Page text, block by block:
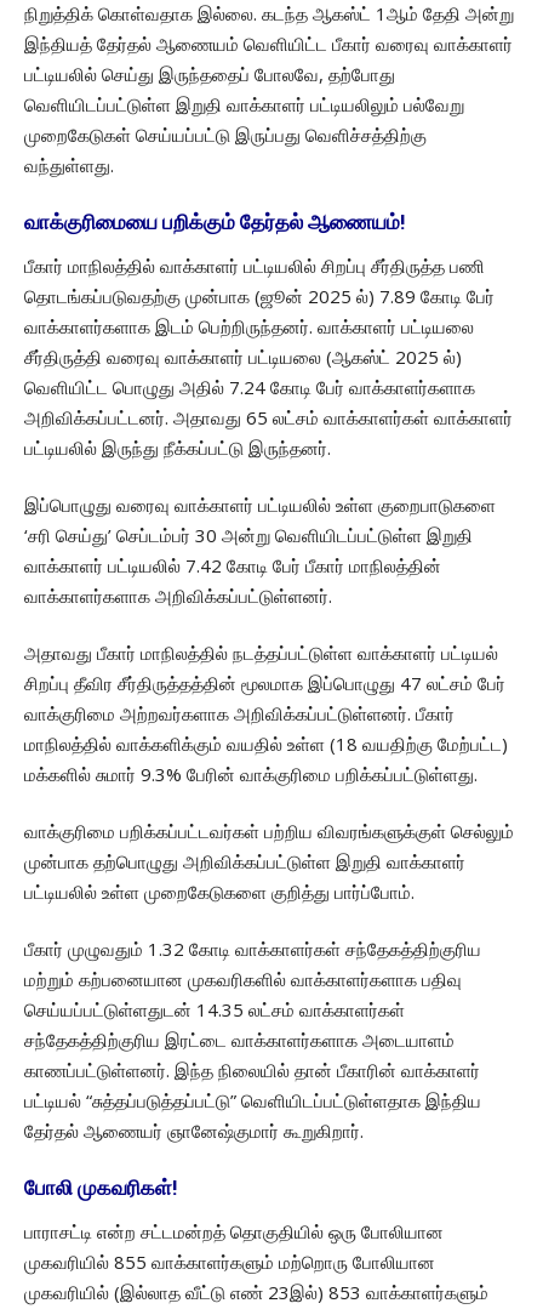
நிறுத்திக் கொள்வதாக இல்லை. கடந்த ஆகஸ்ட் 1ஆம் தேதி அன்று
இந்தியத் தேர்தல் ஆணையம் வெளியிட்ட பீகார் வரைவு வாக்காளர்
பட்டியலில் செய்து இருந்ததைப் போலவே, தற்போது
வெளியிடப்பட்டுள்ள இறுதி வாக்காளர் பட்டியலிலும் பல்வேறு
முறைகேடுகள் செய்யப்பட்டு இருப்பது வெளிச்சத்திற்கு
வந்துள்ளது.
வாக்குரிமையை பறிக்கும் தேர்தல் ஆணையம்!
பீகார் மாநிலத்தில் வாக்காளர் பட்டியலில் சிறப்பு சீர்திருத்த பணி
தொடங்கப்படுவதற்கு முன்பாக (ஜூன் 2025 ல்) 7.89 கோடி பேர்
வாக்காளர்களாக இடம் பெற்றிருந்தனர். வாக்காளர் பட்டியலை
சீர்திருத்தி வரைவு வாக்காளர் பட்டியலை (ஆகஸ்ட் 2025 ல்)
வெளியிட்ட பொழுது அதில் 7.24 கோடி பேர் வாக்காளர்களாக
அறிவிக்கப்பட்டனர். அதாவது 65 லட்சம் வாக்காளர்கள் வாக்காளர்
பட்டியலில் இருந்து நீக்கப்பட்டு இருந்தனர்.
இப்பொழுது வரைவு வாக்காளர் பட்டியலில் உள்ள குறைபாடுகளை
‘சரி செய்து’ செப்டம்பர் 30 அன்று வெளியிடப்பட்டுள்ள இறுதி
வாக்காளர் பட்டியலில் 7.42 கோடி பேர் பீகார் மாநிலத்தின்
வாக்காளர்களாக அறிவிக்கப்பட்டுள்ளனர்.
அதாவது பீகார் மாநிலத்தில் நடத்தப்பட்டுள்ள வாக்காளர் பட்டியல்
சிறப்பு தீவிர சீர்திருத்தத்தின் மூலமாக இப்பொழுது 47 லட்சம் பேர்
வாக்குரிமை அற்றவர்களாக அறிவிக்கப்பட்டுள்ளனர். பீகார்
மாநிலத்தில் வாக்களிக்கும் வயதில் உள்ள (18 வயதிற்கு மேற்பட்ட)
மக்களில் சுமார் 9.3% பேரின் வாக்குரிமை பறிக்கப்பட்டுள்ளது.
வாக்குரிமை பறிக்கப்பட்டவர்கள் பற்றிய விவரங்களுக்குள் செல்லும்
முன்பாக தற்பொழுது அறிவிக்கப்பட்டுள்ள இறுதி வாக்காளர்
பட்டியலில் உள்ள முறைகேடுகளை குறித்து பார்ப்போம்.
பீகார் முழுவதும் 1.32 கோடி வாக்காளர்கள் சந்தேகத்திற்குரிய
மற்றும் கற்பனையான முகவரிகளில் வாக்காளர்களாக பதிவு
செய்யப்பட்டுள்ளதுடன் 14.35 லட்சம் வாக்காளர்கள்
சந்தேகத்திற்குரிய இரட்டை வாக்காளர்களாக அடையாளம்
காணப்பட்டுள்ளனர். இந்த நிலையில் தான் பீகாரின் வாக்காளர்
பட்டியல் “சுத்தப்படுத்தப்பட்டு” வெளியிடப்பட்டுள்ளதாக இந்திய
தேர்தல் ஆணையர் ஞானேஷ்குமார் கூறுகிறார்.
போலி முகவரிகள்!
பாராசட்டி என்ற சட்டமன்றத் தொகுதியில் ஒரு போலியான
முகவரியில் 855 வாக்காளர்களும் மற்றொரு போலியான
முகவரியில் (இல்லாத வீட்டு எண் 23இல்) 853 வாக்காளர்களும்